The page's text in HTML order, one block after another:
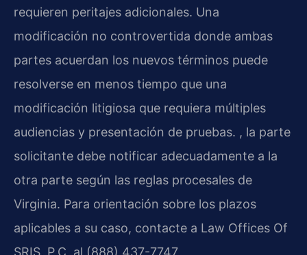
requieren peritajes adicionales. Una
modificación no controvertida donde ambas
partes acuerdan los nuevos términos puede
resolverse en menos tiempo que una
modificación litigiosa que requiera múltiples
audiencias y presentación de pruebas. , la parte
solicitante debe notificar adecuadamente a la
otra parte según las reglas procesales de
Virginia. Para orientación sobre los plazos
aplicables a su caso, contacte a Law Offices Of
SRIS, P.C. al (888) 437-7747.